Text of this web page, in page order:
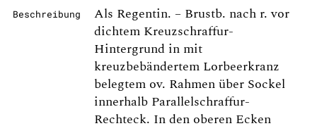
Beschreibung
Als Regentin. – Brustb. nach r. vor
dichtem Kreuzschraffur-
Hintergrund in mit
kreuzbebändertem Lorbeerkranz
belegtem ov. Rahmen über Sockel
innerhalb Parallelschraffur-
Rechteck. In den oberen Ecken